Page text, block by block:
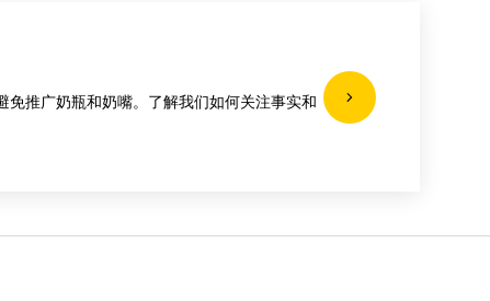
免推广奶瓶和奶嘴。了解我们如何关注事实和